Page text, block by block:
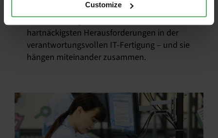
Customize
Existenzsichernde Löhne und übermäßige
Überstunden gehören zu den
hartnäckigsten Herausforderungen in der
verantwortungsvollen IT-Fertigung – und sie
hängen miteinander zusammen.